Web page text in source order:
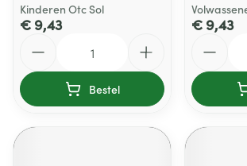
Kinderen Otc Sol
€ 9,43
Bestel
€ 9,43